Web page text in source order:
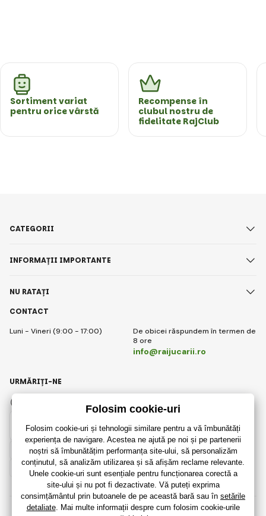
Sortiment variat
pentru orice vârstă
Recompense în
clubul nostru de
fidelitate RajClub
CONTACT
Luni - Vineri (9:00 - 17:00)
De obicei răspundem în termen de
8 ore
info@raijucarii.ro
CATEGORII
INFORMAȚII IMPORTANTE
NU RATAȚI
Romanian
URMĂRIȚI-NE
Instagram